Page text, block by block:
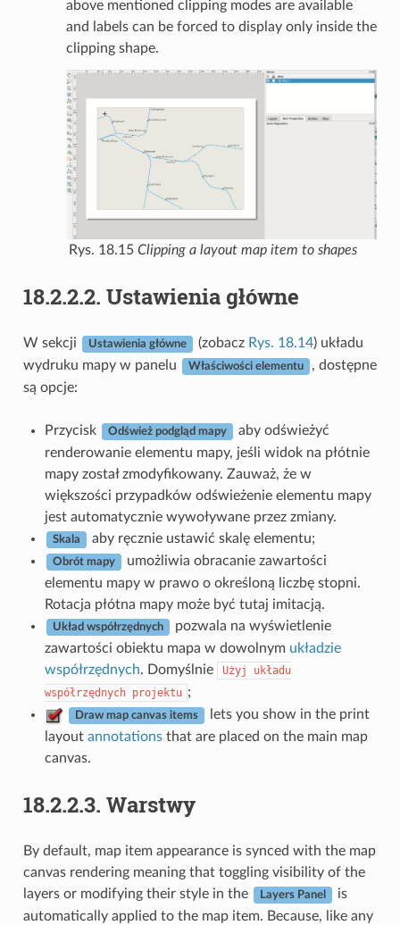
above mentioned clipping modes are available
and labels can be forced to display only inside the
clipping shape.
Rys. 18.15 Clipping a layout map item to shapes
18.2.2.2. Ustawienia główne
W sekcji Ustawienia główne (zobacz Rys. 18.14) układu
wydruku mapy w panelu
Właściwości elementu
, dostępne
są opcje:
Przycisk Odśwież podgląd mapy
aby odświeżyć
renderowanie elementu mapy, jeśli widok na płótnie
mapy został zmodyfikowany. Zauważ, że w
większości przypadków odświeżenie elementu mapy
jest automatycznie wywoływane przez zmiany.
Skala aby ręcznie ustawić skalę elementu;
Obrót mapy
umożliwia obracanie zawartości
elementu mapy w prawo o określoną liczbę stopni.
Rotacja płótna mapy może być tutaj imitacją.
Układ współrzędnych
pozwala na wyświetlenie
zawartości obiektu mapa w dowolnym układzie
współrzędnych. Domyślnie Użyj
układu
współrzędnych projektu ;
Draw map canvas items
lets you show in the print
layout annotationsthat are placed on the main map
canvas.
18.2.2.3. Warstwy
By default, map item appearance is synced with the map
canvas rendering meaning that toggling visibility of the
layers or modifying their style in the
Layers Panel
is
automatically applied to the map item. Because, like any